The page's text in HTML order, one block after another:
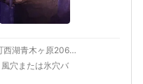
山梨県南都留郡富士河口湖町西湖青木ヶ原2068-1